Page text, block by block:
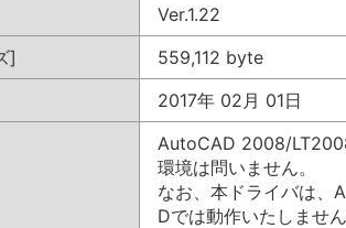
Ver.1.22
]
559,112 byte
2017年 02月 01日
AutoCAD 2008/
環境は問いません。
なお、本ドライバは
Dでは動作いたしませ